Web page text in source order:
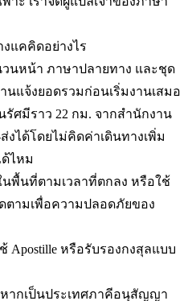
แคคิดอย่างไร
นหน้า ภาษาปลายทาง และชุด
นแจ้งยอดรวมก่อนเริ่มงานเสมอ
รัศมีราว 22 กม. จากสำนักงาน
งได้โดยไม่คิดค่าเดินทางเพิ่ม
ไหม
นพื้นที่ตามเวลาที่ตกลง หรือใช้
ตามเพื่อความปลอดภัยของ
Apostille หรือรับรองกงสุลแบบ
ากเป็นประเทศภาคีอนุสัญญา